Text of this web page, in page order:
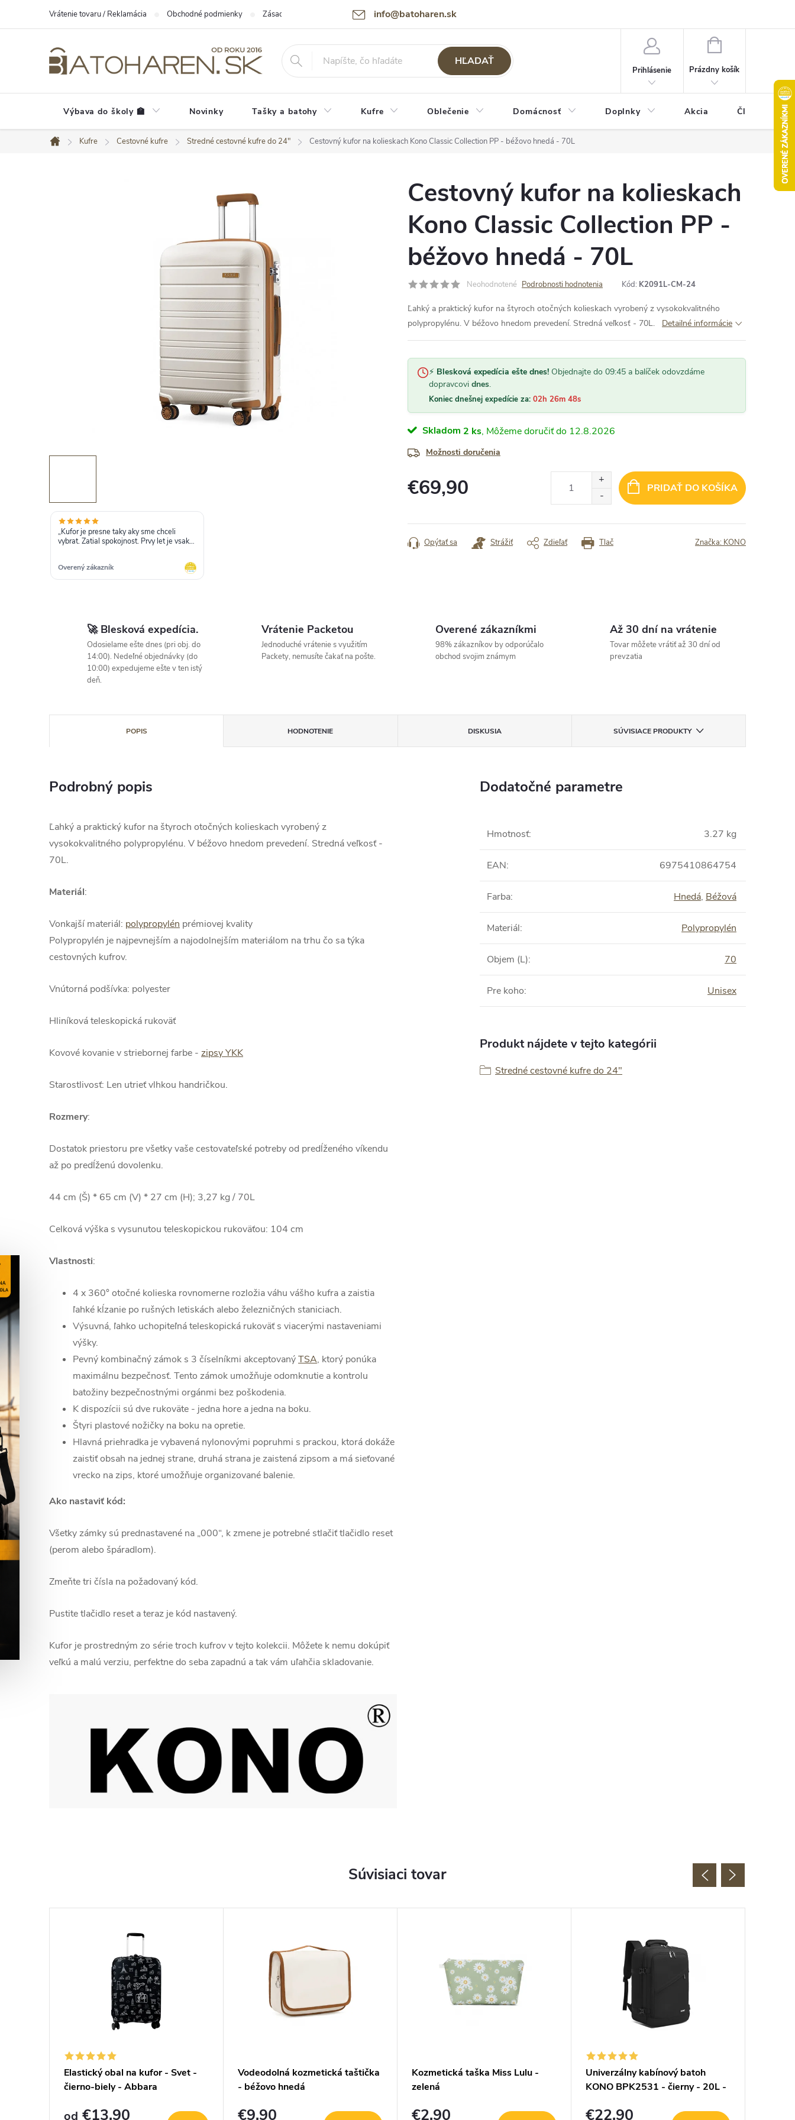
info@batoharen.sk
Vrátenie tovaru / Reklamácia Obchodné podmienky Zásady spracovania osobných údajov (GDPR) Podmienky použitia webu
HĽADAŤ
Prihlásenie
NÁKUPNÝ
Prázdny košík
Výbava do školy 🏫 Novinky Tašky a batohy Kufre Oblečenie Domácnosť Doplnky Akcia Články
Domov
Kufre Cestovné kufre Stredné cestovné kufre do 24" Cestovný kufor na kolieskach Kono Classic Collection PP - béžovo hnedá - 70L
„Kufor je presne taky aky sme chceli
vybrat. Zatial spokojnost. Prvy let je vsak
Overený zákazník
Cestovný kufor na kolieskach
Kono Classic Collection PP -
béžovo hnedá - 70L
Neohodnotené Podrobnosti hodnotenia Kód: K2091L-CM-24
Ľahký a praktický kufor na štyroch otočných kolieskach vyrobený z vysokokvalitného
polypropylénu. V béžovo hnedom prevedení. Stredná veľkosť - 70L.
Detailné informácie
⚡ Blesková expedícia ešte dnes! Objednajte do 09:45 a balíček odovzdáme
dopravcovi dnes.
Koniec dnešnej expedície za: 02h 26m 46s
Skladom 2 ks 12.8.2026
Možnosti doručenia
€69,90 PRIDAŤ DO KOŠÍKA
Tlač
Opýtať sa Strážiť Zdieľať Značka: KONO
🚀 Blesková expedícia.
Odosielame ešte dnes (pri obj. do
14:00). Nedeľné objednávky (do
10:00) expedujeme ešte v ten istý
deň.
Vrátenie Packetou
Jednoduché vrátenie s využitím
Packety, nemusíte čakať na pošte.
Overené zákazníkmi
98% zákazníkov by odporúčalo
obchod svojim známym
Až 30 dní na vrátenie
Tovar môžete vrátiť až 30 dní od
prevzatia
POPIS HODNOTENIE DISKUSIA SÚVISIACE PRODUKTY
Podrobný popis
Ľahký a praktický kufor na štyroch otočných kolieskach vyrobený z
vysokokvalitného polypropylénu. V béžovo hnedom prevedení. Stredná veľkosť -
70L.
Materiál:
Vonkajší materiál: polypropylén prémiovej kvality
Polypropylén je najpevnejším a najodolnejším materiálom na trhu čo sa týka
cestovných kufrov.
Vnútorná podšívka: polyester
Hliníková teleskopická rukoväť
Kovové kovanie v striebornej farbe - zipsy YKK
Starostlivosť: Len utrieť vlhkou handričkou.
Rozmery:
Dostatok priestoru pre všetky vaše cestovateľské potreby od predĺženého víkendu
až po predĺženú dovolenku.
44 cm (Š) * 65 cm (V) * 27 cm (H); 3,27 kg / 70L
Celková výška s vysunutou teleskopickou rukoväťou: 104 cm
Vlastnosti:
4 x 360° otočné kolieska rovnomerne rozložia váhu vášho kufra a zaistia
ľahké kĺzanie po rušných letiskách alebo železničných staniciach.
Výsuvná, ľahko uchopiteľná teleskopická rukoväť s viacerými nastaveniami
výšky.
Pevný kombinačný zámok s 3 číselníkmi akceptovanýTSA, ktorý ponúka
maximálnu bezpečnosť. Tento zámok umožňuje odomknutie a kontrolu
batožiny bezpečnostnými orgánmi bez poškodenia.
K dispozícii sú dve rukoväte - jedna hore a jedna na boku.
Štyri plastové nožičky na boku na opretie.
Hlavná priehradka je vybavená nylonovými popruhmi s prackou, ktorá dokáže
zaistiť obsah na jednej strane, druhá strana je zaistená zipsom a má sieťované
vrecko na zips, ktoré umožňuje organizované balenie.
Ako nastaviť kód:
Všetky zámky sú prednastavené na „000“, k zmene je potrebné stlačiť tlačidlo reset
(perom alebo špáradlom).
Zmeňte tri čísla na požadovaný kód.
Pustite tlačidlo reset a teraz je kód nastavený.
Kufor je prostredným zo série troch kufrov v tejto kolekcii. Môžete k nemu dokúpiť
veľkú a malú verziu, perfektne do seba zapadnú a tak vám uľahčia skladovanie.
Dodatočné parametre
Hmotnosť: 3.27 kg
EAN: 6975410864754
Farba: Hnedá, Béžová
Materiál: Polypropylén
Objem (L): 70
Pre koho: Unisex
Produkt nájdete v tejto kategórii
Stredné cestovné kufre do 24"
Súvisiaci tovar
Elastický obal na kufor - Svet -
čierno-biely - Abbara
od €13,90
Vodeodolná kozmetická taštička
- béžovo hnedá
€9,90
Kozmetická taška Miss Lulu -
zelená
€2,90
Univerzálny kabínový batoh
KONO BPK2531 - čierny - 20L -
€22,90